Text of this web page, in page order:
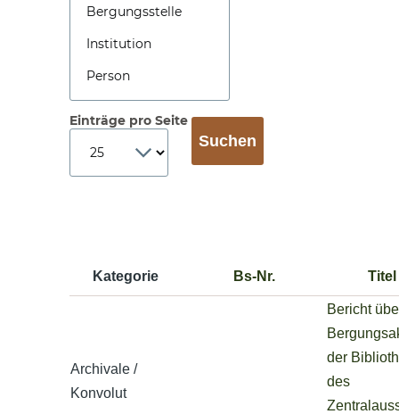
Einträge pro Seite
Kategorie Bs-Nr. Titel
Archivale /
Konvolut
Bericht
der
des